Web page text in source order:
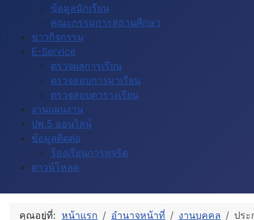
ข้อมูลนักเรียน
คณะกรรมการสถานศึกษา
ข่าวกิจกรรม
E-Service
ตรวจผลการเรียน
ตรวจสอบการมาเรียน
ตรวจสอบตารางเรียน
งานแผนงาน
ปพ.5 ออนไลน์
ข้อมูลติดด่อ
ร้องเรียนการทุจริต
ดาวน์โหลด
คุณอยู่ที่: หน้าแรก อำนาจหน้าที่ งานบุคคล ปร